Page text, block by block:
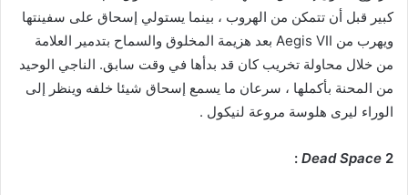
كبير قبل أن تتمكن من الهروب ، بينما يستولي إسحاق على سفينتها
ويهرب من Aegis VII بعد هزيمة المخلوق والسماح بتدمير العلامة
من خلال محاولة تخريب كان قد بدأها في وقت سابق. الناجي الوحيد
من المحنة بأكملها ، سرعان ما يسمع إسحاق شيئا خلفه وينظر إلى
الوراء ليرى هلوسة مروعة لنيكول .
Dead Space 2 :